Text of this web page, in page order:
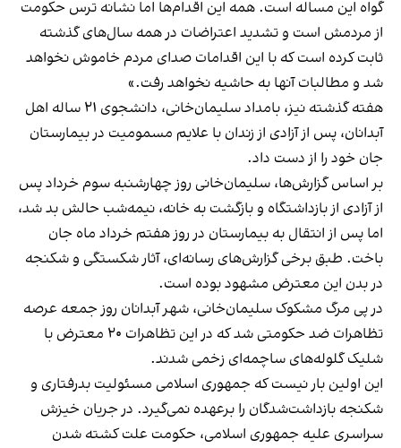
گواه این مساله است. همه این اقدام‌ها اما نشانه ترس حکومت
از مردمش است و تشدید اعتراضات در همه سال‌های گذشته
ثابت کرده است که با این اقدامات صدای مردم خاموش نخواهد
شد و مطالبات آنها به حاشیه نخواهد رفت.»
هفته گذشته نیز، بامداد سلیمان‌خانی، دانشجوی ۲۱ ساله اهل
آبدانان، پس از آزادی از زندان با علایم مسمومیت در بیمارستان
جان خود را از دست داد.
بر اساس گزارش‌ها، سلیمان‌خانی روز چهارشنبه سوم خرداد پس
از آزادی از بازداشتگاه و بازگشت به خانه، نیمه‌شب حالش بد شد،
اما پس از انتقال به بیمارستان در روز هفتم خرداد ماه جان
باخت. طبق برخی گزارش‌های رسانه‌ای، آثار شکستگی و شکنجه
در بدن این معترض مشهود بوده است.
در پی مرگ مشکوک سلیمان‌خانی، شهر آبدانان روز جمعه عرصه
تظاهرات ضد حکومتی شد که در این تظاهرات ۲۰ معترض با
شلیک گلوله‌های ساچمه‌ای زخمی شدند.
این اولین بار نیست که جمهوری اسلامی مسئولیت بدرفتاری و
شکنجه بازداشت‌شدگان را برعهده نمی‌گیرد. در جریان خیزش
سراسری علیه جمهوری اسلامی، حکومت علت کشته شدن